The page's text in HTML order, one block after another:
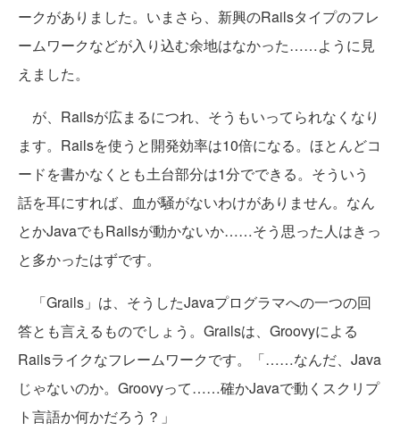
ークがありました。いまさら、新興のRailsタイプのフレ
ームワークなどが入り込む余地はなかった……ように見
えました。
が、Railsが広まるにつれ、そうもいってられなくなり
ます。Railsを使うと開発効率は10倍になる。ほとんどコ
ードを書かなくとも土台部分は1分でできる。そういう
話を耳にすれば、血が騒がないわけがありません。なん
とかJavaでもRailsが動かないか……そう思った人はきっ
と多かったはずです。
「Grails」は、そうしたJavaプログラマへの一つの回
答とも言えるものでしょう。Grailsは、Groovyによる
Railsライクなフレームワークです。「……なんだ、Java
じゃないのか。Groovyって……確かJavaで動くスクリプ
ト言語か何かだろう？」